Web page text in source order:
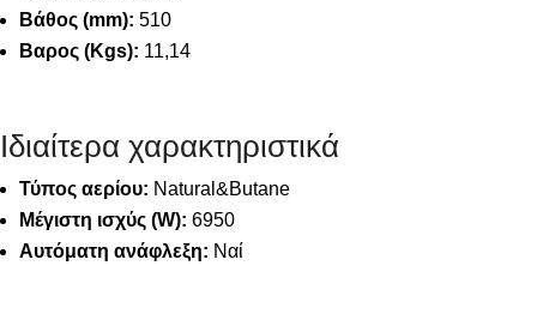
Βάθος (mm): 510
Βαρος (Κgs): 11,14
Ιδιαίτερα χαρακτηριστικά
Τύπος αερίου: Natural&Butane
Μέγιστη ισχύς (W): 6950
Αυτόματη ανάφλεξη: Ναί